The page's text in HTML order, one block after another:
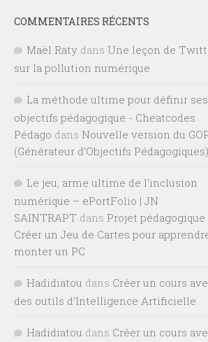
COMMENTAIRES RÉCENTS
Maël Raty dans Une leçon de
sur la pollution numérique
La méthode ultime pour définir ses
objectifs pédagogique - Cheatcodes
Pédago dans Nouvelle version du
(Générateur d’Objectifs Pédagogiques)
Le jeu, arme ultime de l’inclusion
numérique – ePortFolio | JN
SAINTRAPT dans Projet pédagogique
Créer un Jeu de Cartes pour
monter un PC
Hadidiatou dans Créer un cours
des outils d’Intelligence Artificielle
Hadidiatou dans Créer un cours